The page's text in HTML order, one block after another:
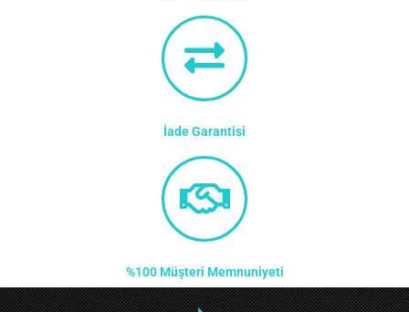
İade Garantisi
%100 Müşteri Memnuniyeti